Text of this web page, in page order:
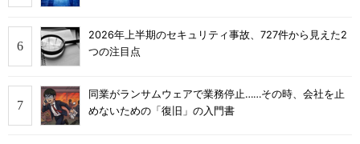
2026年上半期のセキュリティ事故、727件から見えた2
つの注目点
同業がランサムウェアで業務停止……その時、会社を止
めないための「復旧」の入門書